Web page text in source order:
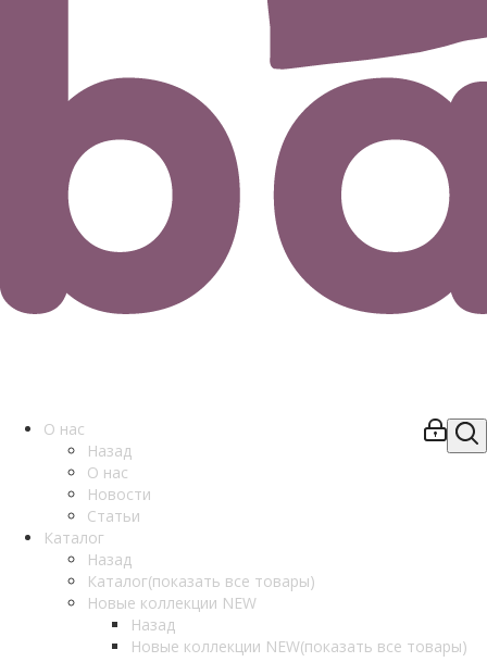
О нас
Назад
О нас
Новости
Статьи
Каталог
Назад
Каталог(показать все товары)
Новые коллекции NEW
Назад
Новые коллекции NEW(показать все товары)